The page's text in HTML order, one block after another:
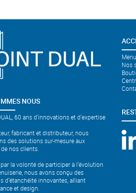
NOUS
60 ans d'innovations et d'expertise
fabricant et distributeur, nous
des solutions sur-mesure aux
nos clients.
la volonté de participer à l’évolution
nous avons conçu des
d’étanchéité innovantes, alliant
et design.
Nos